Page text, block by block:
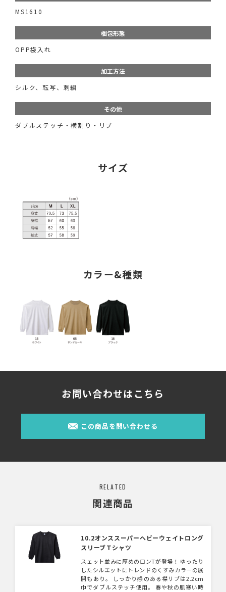
MS1610
梱包形態
OPP袋入れ
加工方法
シルク、転写、刺繍
その他
ダブルステッチ・横割り・リブ
サイズ
カラー&種類
お問い合わせはこちら
この商品を問い合わせる
RELATED
関連商品
10.2オンススーパーヘビーウェイトロング
スリーブＴシャツ
スェット並みに厚めのロンTが登場！ ゆったり
したシルエットにトレンドのくすみカラーの展
開もあり。 しっかり感のある襟リブは2.2cm
巾でダブルステッチ使用。 春や秋の肌寒い時